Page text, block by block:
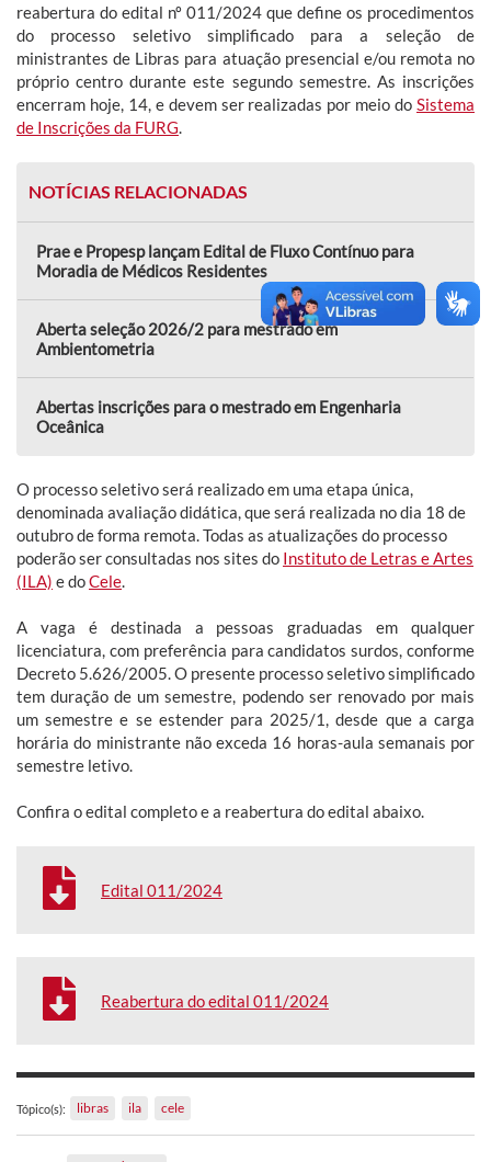
reabertura do edital nº 011/2024 que define os procedimentos
do processo seletivo simplificado para a seleção de
ministrantes de Libras para atuação presencial e/ou remota no
próprio centro durante este segundo semestre. As inscrições
encerram hoje, 14, e devem ser realizadas por meio do Sistema
de Inscrições da FURG
NOTÍCIAS RELACIONADAS
Prae e Propesp lançam Edital de Fluxo Contínuo para
Moradia de Médicos Residentes
Aberta seleção 2026/2 para mestrado em
Ambientometria
Abertas inscrições para o mestrado em Engenharia
Oceânica
O processo seletivo será realizado em uma etapa única,
denominada avaliação didática, que será realizada no dia 18 de
outubro de forma remota. Todas as atualizações do processo
poderão ser consultadas nos sites do Instituto de Letras e Artes
(ILA) e doCele
A vaga é destinada a pessoas graduadas em qualquer
licenciatura, com preferência para candidatos surdos, conforme
Decreto 5.626/2005. O presente processo seletivo simplificado
tem duração de um semestre, podendo ser renovado por mais
um semestre e se estender para 2025/1, desde que a carga
horária do ministrante não exceda 16 horas-aula semanais por
semestre letivo.
Confira o edital completo e a reabertura do edital abaixo.
Edital 011/2024
Reabertura do edital 011/2024
Tópico(s): libras ila cele